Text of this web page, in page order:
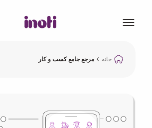
خانه مرجع جامع کسب و کار